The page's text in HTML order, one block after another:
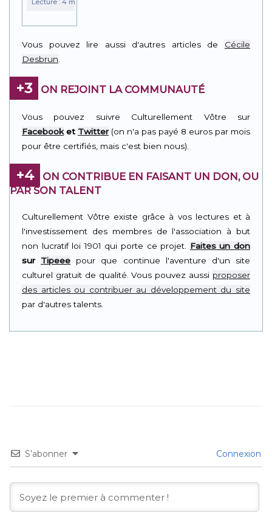
Vous pouvez lire aussi d'autres articles de Cécile
Desbrun.
+3 ON REJOINT LA COMMUNAUTÉ
Vous pouvez suivre Culturellement Vôtre sur
Facebooket Twitter(on n'a pas payé 8 euros par mois
pour être certifiés, mais c'est bien nous).
+4
ON CONTRIBUE EN FAISANT UN DON, OU
PAR SON TALENT
Culturellement Vôtre existe grâce à vos lectures et à
l'investissement des membres de l'association à but
non lucratif loi 1901 qui porte ce projet. Faites un don
sur Tipeee pour que continue l'aventure d'un site
culturel gratuit de qualité. Vous pouvez aussi proposer
des articles ou contribuer au développement du site
par d'autres talents.
S’abonner Connexion